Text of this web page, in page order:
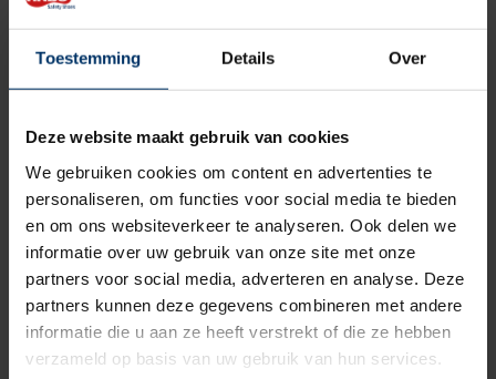
Toestemming Details Over
Deze website maakt gebruik van cookies
We gebruiken cookies om content en advertenties te
personaliseren, om functies voor social media te bieden
en om ons websiteverkeer te analyseren. Ook delen we
informatie over uw gebruik van onze site met onze
partners voor social media, adverteren en analyse. Deze
partners kunnen deze gegevens combineren met andere
informatie die u aan ze heeft verstrekt of die ze hebben
verzameld op basis van uw gebruik van hun services.
Kleur Blauw
Beoordelingen
Schrijf je eigen review
5 van 5
Super fijne schoen, niet te zwaar en ziet er ook super leuk uit!!